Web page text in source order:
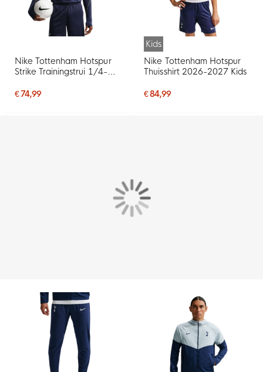
Nike Tottenham Hotspur
Strike Trainingstrui 1/4-
Donkerblauw Lichtblauw
€ 74,99
Kids
Nike Tottenham Hotspur
Thuisshirt 2026-2027 Kids
€ 84,99